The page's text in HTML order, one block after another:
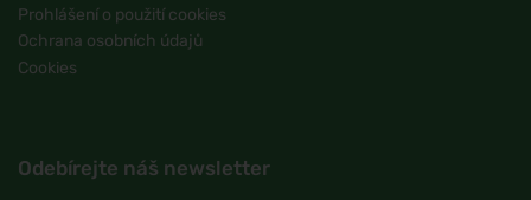
Prohlášení o použití cookies
Ochrana osobních údajů
Cookies
Odebírejte náš newsletter